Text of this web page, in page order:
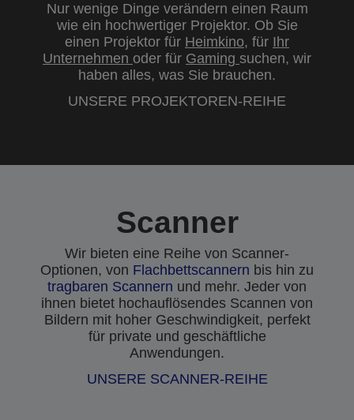
Nur wenige Dinge verändern einen Raum
wie ein hochwertiger Projektor. Ob Sie
einen Projektor für Heimkino, für Ihr
Unternehmen oder für Gaming suchen, wir
haben alles, was Sie brauchen.
UNSERE PROJEKTOREN-REIHE
Scanner
Wir bieten eine Reihe von Scanner-
Optionen, von Flachbettscannern bis hin zu
tragbaren Scannern und mehr. Jeder von
ihnen bietet hochauflösendes Scannen von
Bildern mit hoher Geschwindigkeit, perfekt
für private und geschäftliche
Anwendungen.
UNSERE SCANNER-REIHE